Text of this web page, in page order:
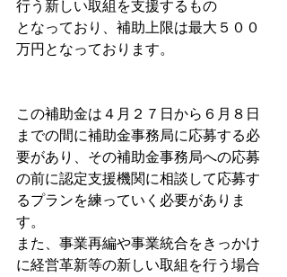
行う新しい取組を支援するもの
となっており、補助上限は最大５００
万円となっております。
この補助金は４月２７日から６月８日
までの間に補助金事務局に応募する必
要があり、その補助金事務局への応募
の前に認定支援機関に相談して応募す
るプランを練っていく必要がありま
す。
また、事業再編や事業統合をきっかけ
に経営革新等の新しい取組を行う場合